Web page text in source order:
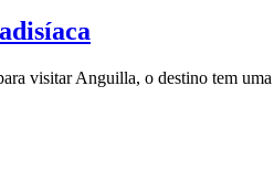
visitar Anguilla, o destino tem